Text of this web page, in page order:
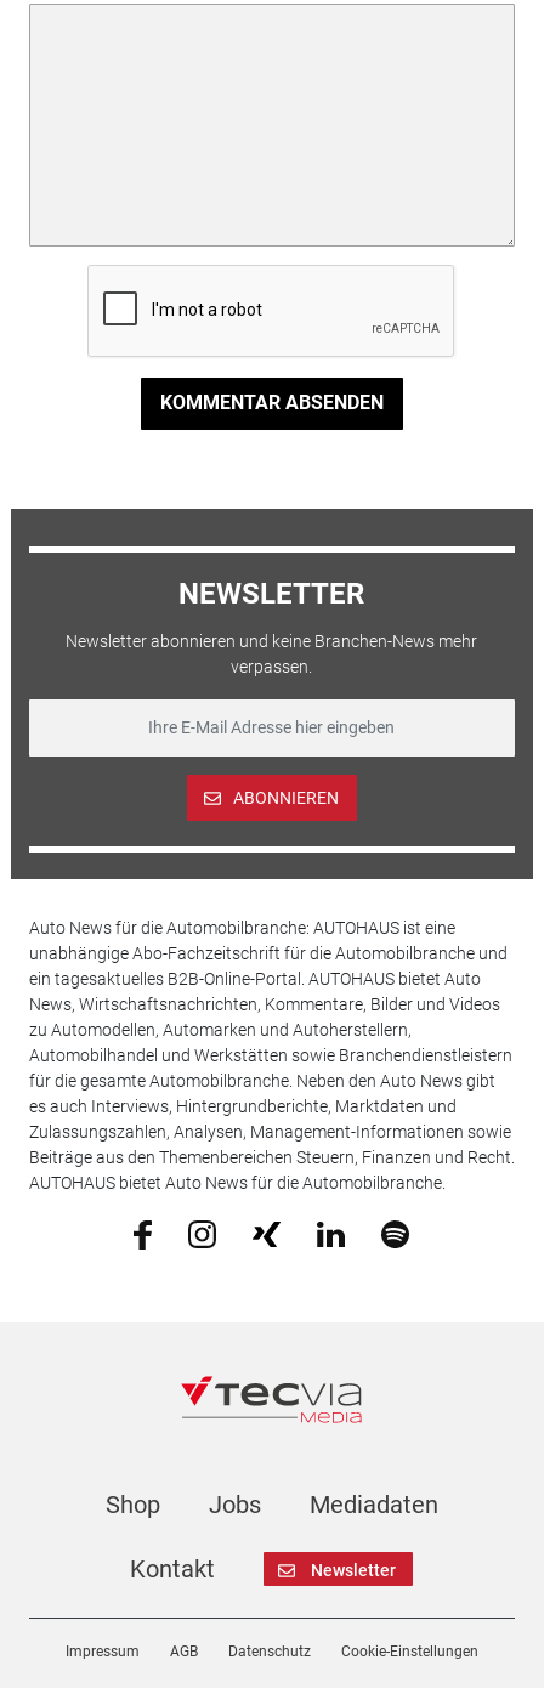
KOMMENTAR ABSENDEN
NEWSLETTER
Newsletter abonnieren und keine Branchen-News mehr
verpassen.
ABONNIEREN
Auto News für die Automobilbranche: AUTOHAUS ist eine
unabhängige Abo-Fachzeitschrift für die Automobilbranche und
ein tagesaktuelles B2B-Online-Portal. AUTOHAUS bietet Auto
News, Wirtschaftsnachrichten, Kommentare, Bilder und Videos
zu Automodellen, Automarken und Autoherstellern,
Automobilhandel und Werkstätten sowie Branchendienstleistern
für die gesamte Automobilbranche. Neben den Auto News gibt
es auch Interviews, Hintergrundberichte, Marktdaten und
Zulassungszahlen, Analysen, Management-Informationen sowie
Beiträge aus den Themenbereichen Steuern, Finanzen und Recht.
AUTOHAUS bietet Auto News für die Automobilbranche.
Shop Jobs Mediadaten
Kontakt Newsletter
Impressum AGB Datenschutz Cookie-Einstellungen